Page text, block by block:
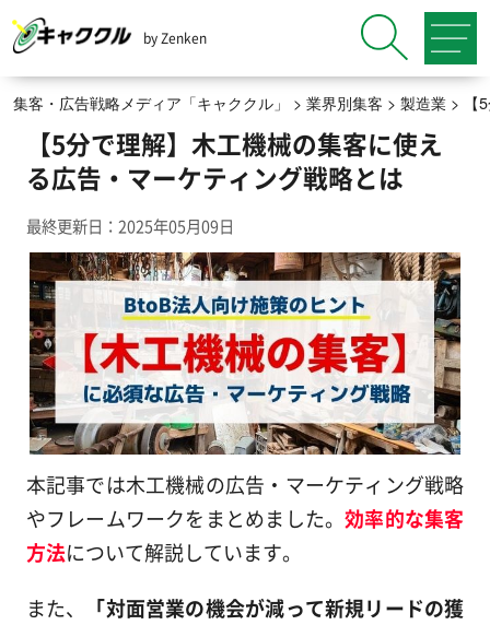
by Zenken
集客・広告戦略メディア「キャククル」 > 業界別集客 > 製造業>
【5分で理解】木工機械の集客に使え
る広告・マーケティング戦略とは
最終更新日：2025年05月09日
本記事では木工機械の広告・マーケティング戦略
やフレームワークをまとめました。効率的な集客
方法について解説しています。
また、
「対面営業の機会が減って新規リードの獲